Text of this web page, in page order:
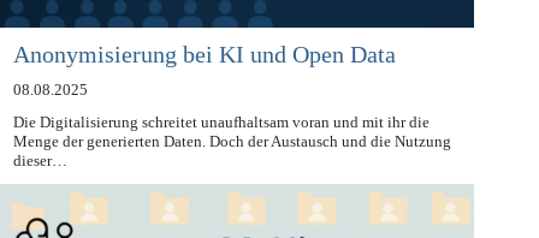
Anonymisierung bei KI und Open Data
08.08.2025
Die Digitalisierung schreitet unaufhaltsam voran und mit ihr die
Menge der generierten Daten. Doch der Austausch und die Nutzung
dieser…